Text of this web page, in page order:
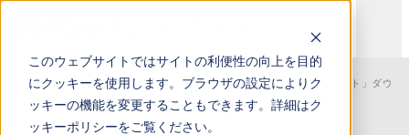
このウェブサイトではサイトの利便性の向上を目的
にクッキーを使用します。ブラウザの設定によりク
ッキーの機能を変更することもできます。詳細はク
ッキーポリシーをご覧ください。
TOP お役立ち資料 「BtoB企業がSEO対策で成果を出すポイント」ダウン